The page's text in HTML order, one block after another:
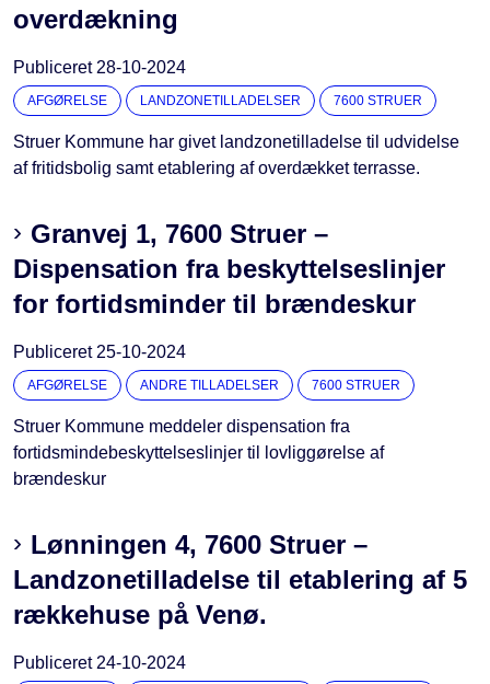
overdækning
Publiceret 28-10-2024
AFGØRELSE LANDZONETILLADELSER 7600 STRUER
Struer Kommune har givet landzonetilladelse til udvidelse
af fritidsbolig samt etablering af overdækket terrasse.
Granvej 1, 7600 Struer –
Dispensation fra beskyttelseslinjer
for fortidsminder til brændeskur
Publiceret 25-10-2024
AFGØRELSE ANDRE TILLADELSER 7600 STRUER
Struer Kommune meddeler dispensation fra
fortidsmindebeskyttelseslinjer til lovliggørelse af
brændeskur
Lønningen 4, 7600 Struer –
Landzonetilladelse til etablering af 5
rækkehuse på Venø.
Publiceret 24-10-2024